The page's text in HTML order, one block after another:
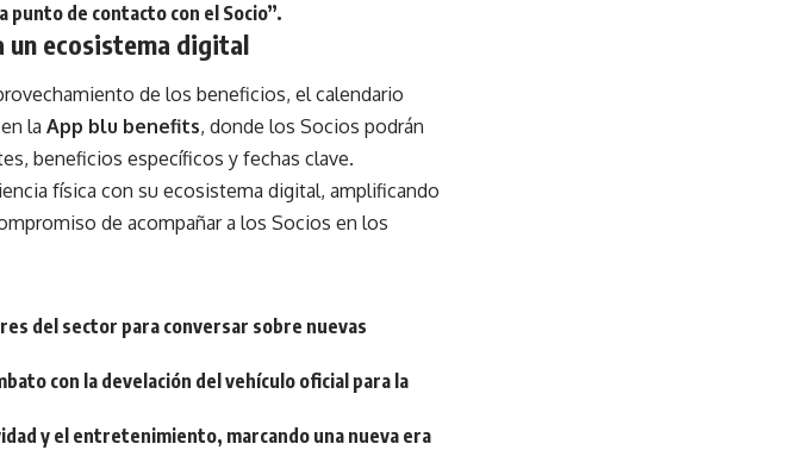
de contacto con el Socio”.
un ecosistema digital
de los beneficios, el calendario
la App blu benefits, donde los Socios podrán
beneficios específicos y fechas clave.
física con su ecosistema digital, amplificando
de acompañar a los Socios en los
del sector para conversar sobre nuevas
con la develación del vehículo oficial para la
y el entretenimiento, marcando una nueva era